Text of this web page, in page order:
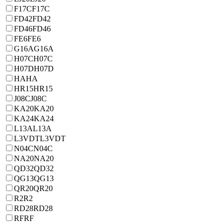
F17CF17C
FD42FD42
FD46FD46
FE6FE6
G16AG16A
H07CH07C
H07DH07D
HAHA
HR15HR15
J08CJ08C
KA20KA20
KA24KA24
L13AL13A
L3VDTL3VDT
N04CN04C
NA20NA20
QD32QD32
QG13QG13
QR20QR20
R2R2
RD28RD28
RFRF